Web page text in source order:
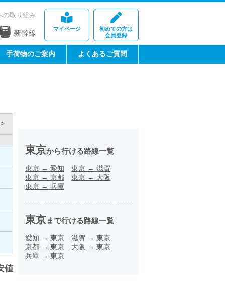
マイページ
初めての方は
会員登録
の取り組み
新幹線
手荷物のご案内 よくあるご質問
値
東京から行ける路線一覧
東京 → 愛知 東京 → 滋賀
東京 → 京都 東京 → 大阪
東京 → 兵庫
東京まで行ける路線一覧
愛知 → 東京 滋賀 → 東京
京都 → 東京 大阪 → 東京
兵庫 → 東京